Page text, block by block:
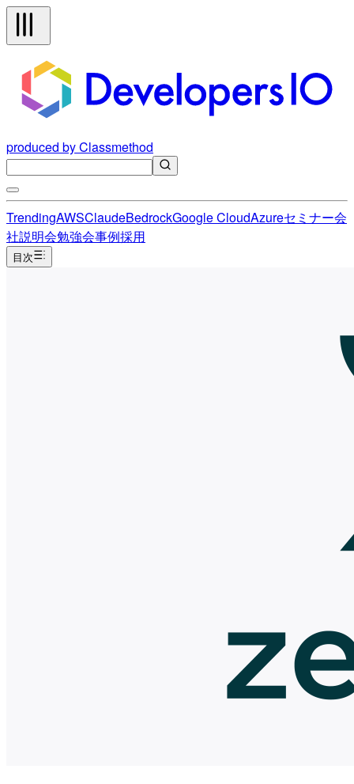
produced by Classmethod
TrendingAWSClaudeBedrockGoogle CloudAzureセミナー会
社説明会勉強会事例採用
目次